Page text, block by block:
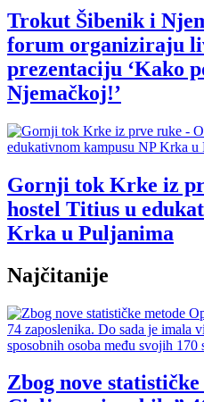
Trokut Šibenik i
forum organiziraju
prezentaciju ‘Kako
Njemačkoj!’
Gornji tok Krke iz
hostel Titius u
Krka u Puljanima
Najčitanije
Zbog nove